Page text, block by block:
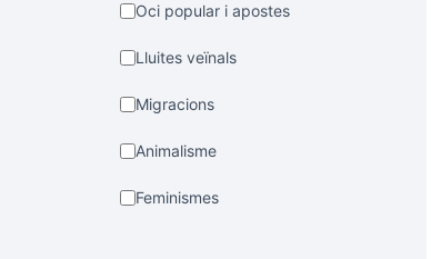
Oci popular i apostes
Lluites veïnals
Migracions
Animalisme
Feminismes